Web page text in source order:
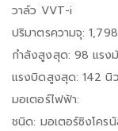
วาล์ว VVT-i
ปริมาตรความจุ:
กำลังสูงสุด: 98 แรง
แรงบิดสูงสุด: 142 นิ
มอเตอร์ไฟฟ้า:
ชนิด: มอเตอร์ซิงโคร